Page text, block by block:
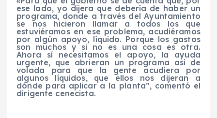
ese lado, yo dijera que debería de haber un
programa, donde a través del Ayuntamiento
se nos hicieron llamar a todos los que
estuviéramos en ese problema, acudiéramos
por algún apoyo, líquido. Porque los gastos
son muchos y si no es una cosa es otra.
Ahora sí necesitamos el apoyo, la ayuda
urgente, que abrieran un programa así de
volada para que la gente acudiera por
algunos líquidos, que ellos nos dijeran a
dónde para aplicar a la planta”, comentó el
dirigente cenecista.